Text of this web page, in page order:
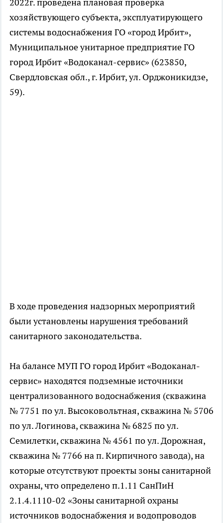
хозяйствующего субъекта, эксплуатирующего
системы водоснабжения ГО «город Ирбит»,
Муниципальное унитарное предприятие ГО
город Ирбит «Водоканал-сервис» (623850,
Свердловская обл., г. Ирбит, ул. Орджоникидзе,
59).
В ходе проведения надзорных мероприятий
были установлены нарушения требований
санитарного законодательства.
На балансе МУП ГО город Ирбит «Водоканал-
сервис» находятся подземные источники
централизованного водоснабжения (скважина
№ 7751 по ул. Высоковольтная, скважина № 5706
по ул. Логинова, скважина № 6825 по ул.
Семилетки, скважина № 4561 по ул. Дорожная,
скважина № 7766 на п. Кирпичного завода), на
которые отсутствуют проекты зоны санитарной
охраны, что определено п.1.11 СанПиН
2.1.4.1110-02 «Зоны санитарной охраны
источников водоснабжения и водопроводов